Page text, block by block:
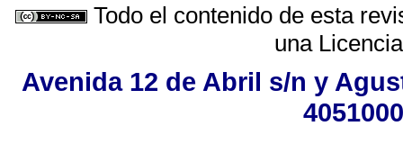
Todo el contenido de esta
una
Avenida 12 de Abril s/n y